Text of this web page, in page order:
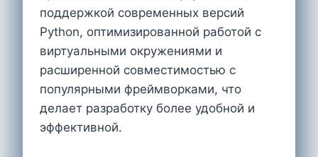
поддержкой современных версий
Python, оптимизированной работой с
виртуальными окружениями и
расширенной совместимостью с
популярными фреймворками, что
делает разработку более удобной и
эффективной.